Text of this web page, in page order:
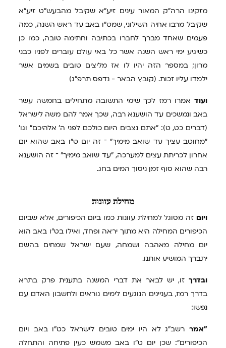
מזקינו הרה"ק המאור עינים זיע"א שקיבל מהבעש"ט זיע"א
שקיבל מרבו אחיה השילוני, שמט"ו באב עד ראש השנה, כמה
פעמים שאחד מברך לחברו בכתיבה וחתימה טובה, כמו כן
כשיגיע ימי ראש השנה אשר כל באי עולם עוברים לפניו כבני
מרון; במספר הזה יהיו לו אז מליצים טובים בשמים אשר
ילמדו עליו זכות. (קובץ הבאר - נדפס תרפ"ג)
ועוד אמרו רמז לכך שימי התשובה מתחילים בחמשה עשר
באב ונמשכים עד הושענא רבה, שכך אמר להם משה לישראל
(דברים כט, ט): "אתם נצבים היום כולכם לפני ה' אלהיכם" וגו'
"מחוטב עציך עד שואב מימיך" ־ זה יום ט"ו באב שהוא יום
אחרון לכריתת עצים למערכה, "עד שואב מימיך" ־ זה הושענא
רבה שהוא סוף זמן ניסוך המים בחג.
מחילת עוונות
ויום זה מסוגל למחילת עוונות כמו ביום הכיפורים, אלא שביום
הכיפורים המחילה היא מתוך יראה ופחד, ואילו בט"ו באב הוא
יום מחילה מאהבה ושמחה, שעם ישראל שמחים בהשם
יתברך המושיע אותנו.
ובדרך זו, יש לבאר את דברי המשנה בתענית פרק בתרא
בדרך רמז, בעניינים הנוגעים לימים נוראים ולחשבון האדם עם
נפשו:
"אמר רשב"ג לא היו ימים טובים לישראל כט"ו באב ויום
הכיפורים": שכן יום ט"ו באב משמש כעין פתיחה והתחלה